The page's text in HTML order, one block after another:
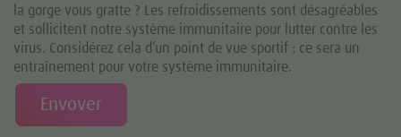
la gorge vous gratte ? Les refroidissements sont désagréables
et sollicitent notre système immunitaire pour lutter contre les
virus. Considérez cela d’un point de vue sportif : ce sera un
entraînement pour votre système immunitaire.
Envover